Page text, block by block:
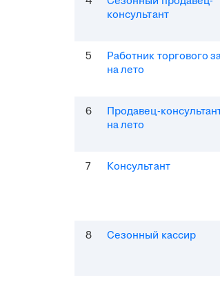
консультант
5
Работник торгового
на лето
6
Продавец-
на лето
7 Консультант
8 Сезонный кассир